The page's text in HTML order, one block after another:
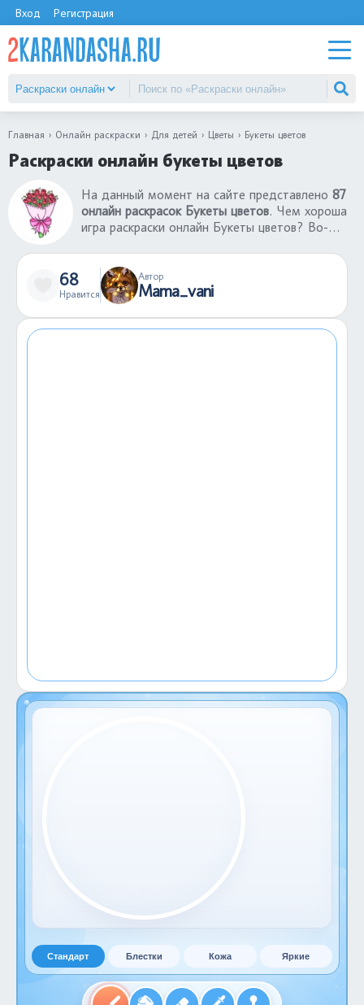
Вход Регистрация
Главная Онлайн раскраски Для детей Цветы Букеты цветов
Раскраски онлайн букеты цветов
На данный момент на сайте представлено 87
онлайн раскрасок Букеты цветов. Чем хороша
игра раскраски онлайн Букеты цветов? Во-
раскраску не нужны бумаги, краски,
фломастеры. В-третьих, играть в раскраски
онлайн Букеты цветов можно даже на
Стандарт Блестки Кожа Яркие
68
Нравится
Автор
Mama_vani